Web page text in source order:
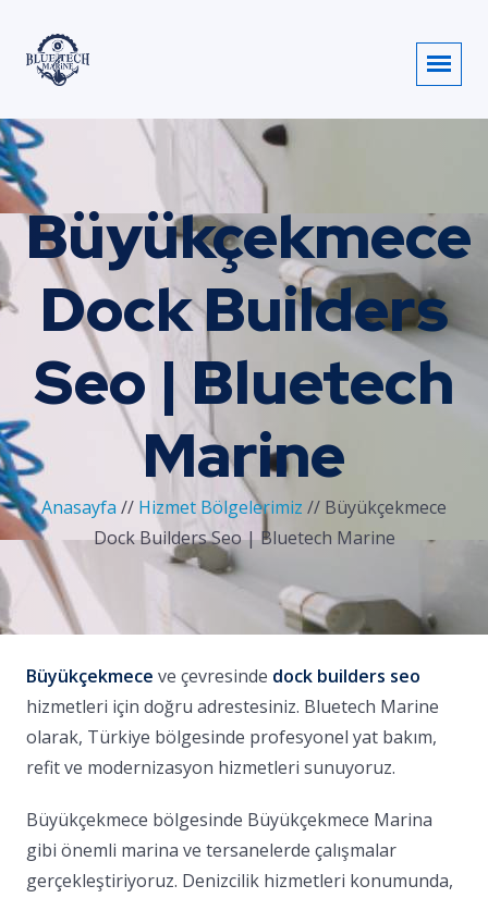
Büyükçekmece
Dock Builders
Seo | Bluetech
Marine
Anasayfa // Hizmet Bölgelerimiz // Büyükçekmece
Dock Builders Seo | Bluetech Marine
Büyükçekmece ve çevresinde dock builders seo
hizmetleri için doğru adrestesiniz. Bluetech Marine
olarak, Türkiye bölgesinde profesyonel yat bakım,
refit ve modernizasyon hizmetleri sunuyoruz.
Büyükçekmece bölgesinde Büyükçekmece Marina
gibi önemli marina ve tersanelerde çalışmalar
gerçekleştiriyoruz. Denizcilik hizmetleri konumunda,